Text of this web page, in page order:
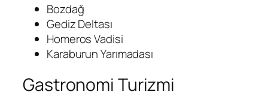
Bozdağ
Gediz Deltası
Homeros Vadisi
Karaburun Yarımadası
Gastronomi Turizmi